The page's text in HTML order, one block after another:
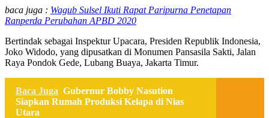
baca juga : Wagub Sulsel Ikuti Rapat Paripurna Penetapan
Ranperda Perubahan APBD 2020
Bertindak sebagai Inspektur Upacara, Presiden Republik Indonesia,
Joko Widodo, yang dipusatkan di Monumen Pansasila Sakti, Jalan
Raya Pondok Gede, Lubang Buaya, Jakarta Timur.
Baca Juga Gubernur Bobby Nasution
Siapkan Rumah Produksi Kelapa di Nias
Utara